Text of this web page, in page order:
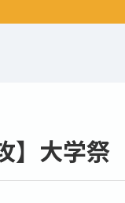
】大学